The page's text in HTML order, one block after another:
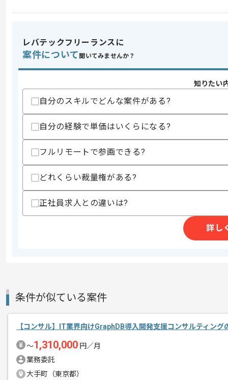
・SaaS導入支援経験
・Webマーケティング経験
上記に似た経験やスキルをお持ちであれば
その他募集要項
商談回数
1回
募集人数
2026/06/01
レバテックフリーランスに
案件について 聞いてみませんか？
知りたい
自分のスキルでどんな案件がある?
自分の経験で単価はいくらになる?
フルリモートで参画できる?
どれくらい裁量権がある?
正社員求人との違いは?
詳し
条件が似ている案件
【コンサル】IT業界向けGraphDB導入開発支援コンサルティング
〜1,310,000 円／月
業務委託
大手町（東京都）